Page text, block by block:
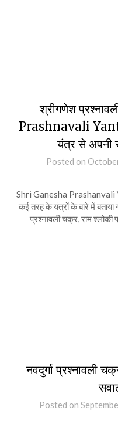
श्रीगणेश
Prashnavali
यंत्र से अपनी
Posted on
Shri Ganesha Prashanvali
कई तरह के यंत्रों के बारे में बताया
प्रश्नावली चक्र, राम श्लोकी
नवदुर्गा प्रश्नावली
Posted on